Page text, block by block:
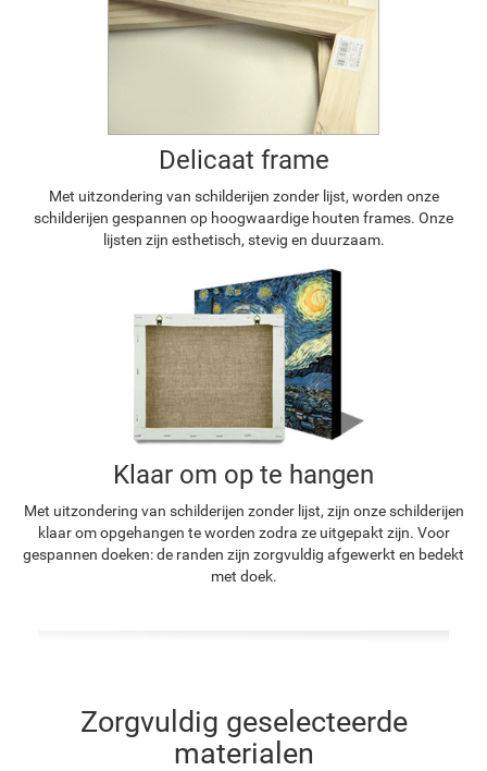
Delicaat frame
Met uitzondering van schilderijen zonder lijst, worden onze
schilderijen gespannen op hoogwaardige houten frames. Onze
lijsten zijn esthetisch, stevig en duurzaam.
Klaar om op te hangen
Met uitzondering van schilderijen zonder lijst, zijn onze schilderijen
klaar om opgehangen te worden zodra ze uitgepakt zijn. Voor
gespannen doeken: de randen zijn zorgvuldig afgewerkt en bedekt
met doek.
Zorgvuldig geselecteerde
materialen